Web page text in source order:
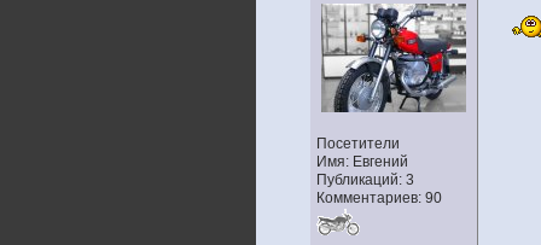
Посетители
Имя: Евгений
Публикаций: 3
Комментариев: 90